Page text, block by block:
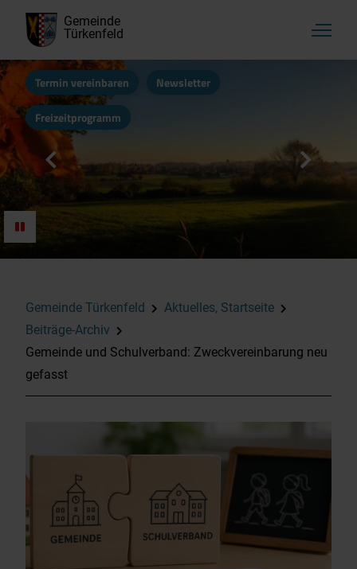
Gemeinde
Türkenfeld
Termin vereinbaren Newsletter
Freizeitprogramm
Gemeinde Türkenfeld
Aktuelles, Startseite
Beiträge-Archiv
Gemeinde und Schulverband: Zweckvereinbarung neu
gefasst